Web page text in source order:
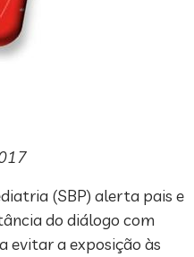
(SBP) alerta pais e
do diálogo com
evitar a exposição às